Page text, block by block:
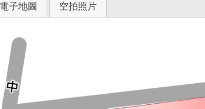
電子地圖 空拍照片